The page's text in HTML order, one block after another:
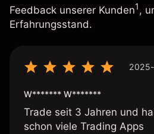
Feedback unserer Kunden1,
Erfahrungsstand.
W******* W*******
Trade seit 3 Jahren und
schon viele Trading Apps